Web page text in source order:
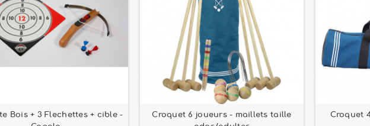
Bois + 3 Flechettes + cible -
Croquet 6 joueurs - maillets taille
Croquet